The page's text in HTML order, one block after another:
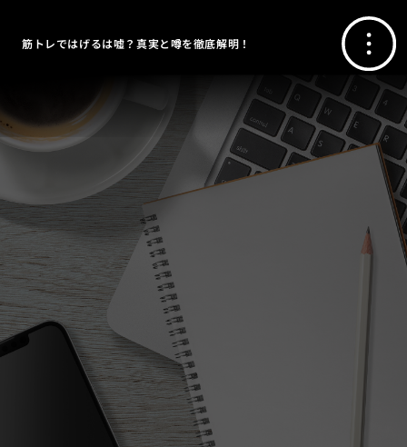
筋トレではげるは嘘？真実と噂を徹底解明！